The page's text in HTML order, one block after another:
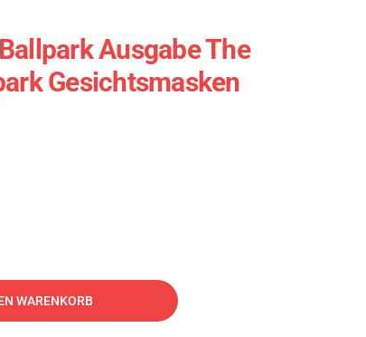
Ausgabe The
Gesichtsmasken
WARENKORB